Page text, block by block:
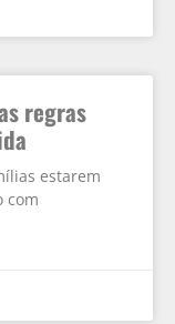
regras
estarem
com